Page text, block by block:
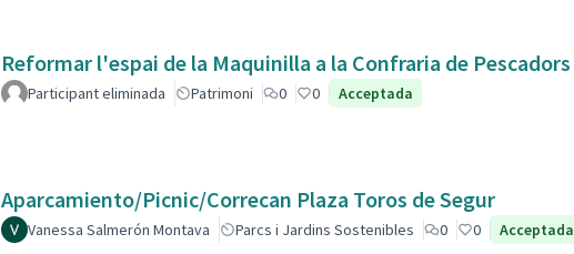
Reformar l'espai de la Maquinilla a la Confraria de Pescadors
Participant eliminada Patrimoni 0 0 Acceptada
Aparcamiento/Picnic/Correcan Plaza Toros de Segur
Vanessa Salmerón Montava Parcs i Jardins Sostenibles 0 0 Acceptada